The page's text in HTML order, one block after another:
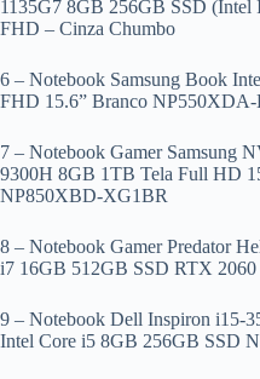
1135G7 8GB 256GB SSD (Intel
FHD – Cinza Chumbo
6 – Notebook Samsung Book
FHD 15.6” Branco
7 – Notebook Gamer Samsung
9300H 8GB 1TB Tela Full HD
NP850XBD-XG1BR
8 – Notebook Gamer Predator
i7 16GB 512GB SSD RTX 2060
9 – Notebook Dell Inspiron i15-
Intel Core i5 8GB 256GB SSD